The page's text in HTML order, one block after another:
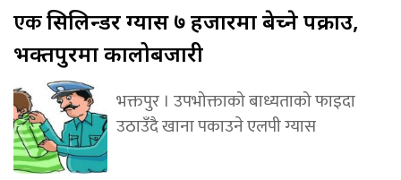
एकसिलिन्डर ग्यास ७ हजारमा बेच्ने पक्राउ,
भक्तपुरमा कालोबजारी
भक्तपुर । उपभोक्ताको बाध्यताको फाइदा
उठाउँदै खाना पकाउने एलपी ग्यास